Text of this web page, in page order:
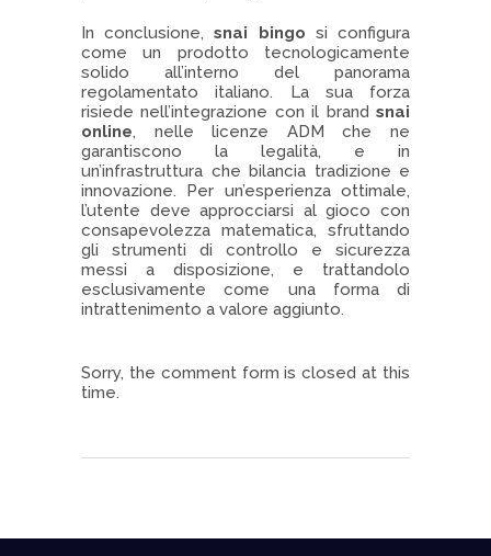
In conclusione,snai bingo si configura
come un prodotto tecnologicamente
solido all’interno del panorama
regolamentato italiano. La sua forza
risiede nell’integrazione con il brand snai
online, nelle licenze ADM che ne
garantiscono la legalità, e in
un’infrastruttura che bilancia tradizione e
innovazione. Per un’esperienza ottimale,
l’utente deve approcciarsi al gioco con
consapevolezza matematica, sfruttando
gli strumenti di controllo e sicurezza
messi a disposizione, e trattandolo
esclusivamente come una forma di
intrattenimento a valore aggiunto.
Sorry, the comment form is closed at this
time.